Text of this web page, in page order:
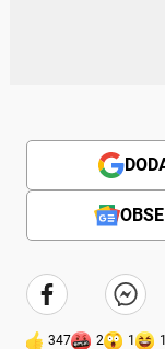
347 2 1 1